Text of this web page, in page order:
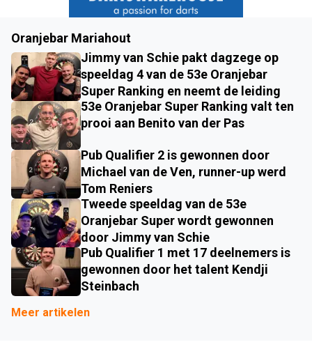
Oranjebar Mariahout
Jimmy van Schie pakt dagzege op
speeldag 4 van de 53e Oranjebar
Super Ranking en neemt de leiding
53e Oranjebar Super Ranking valt ten
prooi aan Benito van der Pas
Pub Qualifier 2 is gewonnen door
Michael van de Ven, runner-up werd
Tom Reniers
Tweede speeldag van de 53e
Oranjebar Super wordt gewonnen
door Jimmy van Schie
Pub Qualifier 1 met 17 deelnemers is
gewonnen door het talent Kendji
Steinbach
Meer artikelen